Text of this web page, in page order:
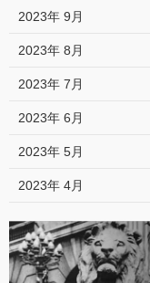
2023年 9月
2023年 8月
2023年 7月
2023年 6月
2023年 5月
2023年 4月